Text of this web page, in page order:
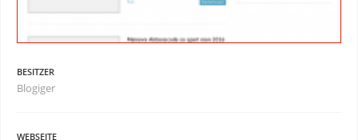
BESITZER
Blogiger
WEBSEITE